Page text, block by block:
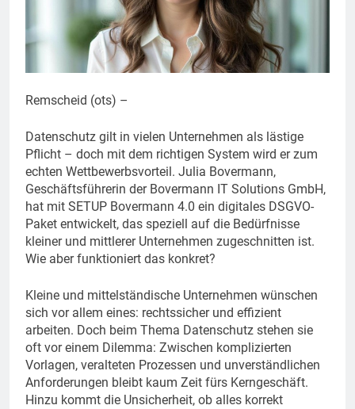
Remscheid (ots) –
Datenschutz gilt in vielen Unternehmen als lästige
Pflicht – doch mit dem richtigen System wird er zum
echten Wettbewerbsvorteil. Julia Bovermann,
Geschäftsführerin der Bovermann IT Solutions GmbH,
hat mit SETUP Bovermann 4.0 ein digitales DSGVO-
Paket entwickelt, das speziell auf die Bedürfnisse
kleiner und mittlerer Unternehmen zugeschnitten ist.
Wie aber funktioniert das konkret?
Kleine und mittelständische Unternehmen wünschen
sich vor allem eines: rechtssicher und effizient
arbeiten. Doch beim Thema Datenschutz stehen sie
oft vor einem Dilemma: Zwischen komplizierten
Vorlagen, veralteten Prozessen und unverständlichen
Anforderungen bleibt kaum Zeit fürs Kerngeschäft.
Hinzu kommt die Unsicherheit, ob alles korrekt